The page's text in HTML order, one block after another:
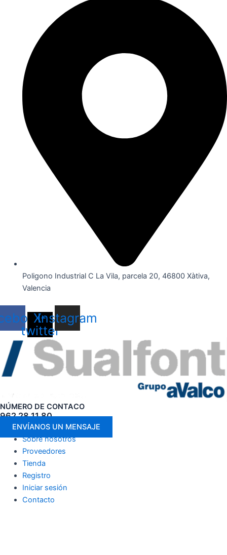
Poligono Industrial C La Vila, parcela 20, 46800 Xàtiva,
Valencia
X-
twitter
Instagram
NÚMERO DE CONTACO
962 28 11 80
ENVÍANOS UN MENSAJE
Sobre nosotros
Proveedores
Tienda
Registro
Iniciar sesión
Contacto